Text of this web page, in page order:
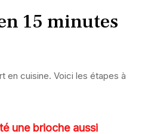
15 minutes
en cuisine. Voici les étapes à
une brioche aussi